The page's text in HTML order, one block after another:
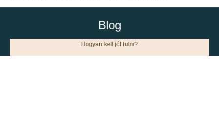
Blog
Hogyan kell jól futni?